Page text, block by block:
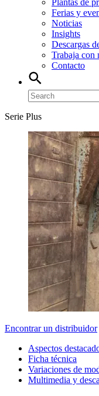
Plantas de
Ferias y
Noticias
Insights
Descargas
Trabaja con
Contacto
Serie Plus
Encontrar un distribuidor
Aspectos
Ficha técnica
Variaciones de
Multimedia y